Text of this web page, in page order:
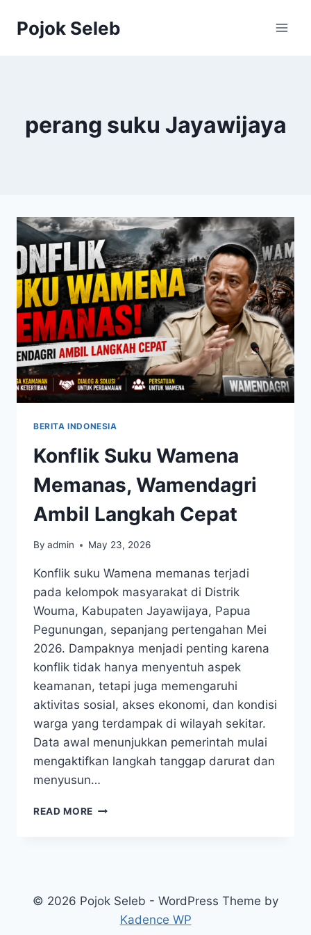
Pojok Seleb
perang suku Jayawijaya
BERITA INDONESIA
Konflik Suku Wamena
Memanas, Wamendagri
Ambil Langkah Cepat
By admin May 23, 2026
Konflik suku Wamena memanas terjadi
pada kelompok masyarakat di Distrik
Wouma, Kabupaten Jayawijaya, Papua
Pegunungan, sepanjang pertengahan Mei
2026. Dampaknya menjadi penting karena
konflik tidak hanya menyentuh aspek
keamanan, tetapi juga memengaruhi
aktivitas sosial, akses ekonomi, dan kondisi
warga yang terdampak di wilayah sekitar.
Data awal menunjukkan pemerintah mulai
mengaktifkan langkah tanggap darurat dan
menyusun…
READ MORE KONFLIK
LANGKAH
CEPAT
© 2026 Pojok Seleb - WordPress Theme by
Kadence WP